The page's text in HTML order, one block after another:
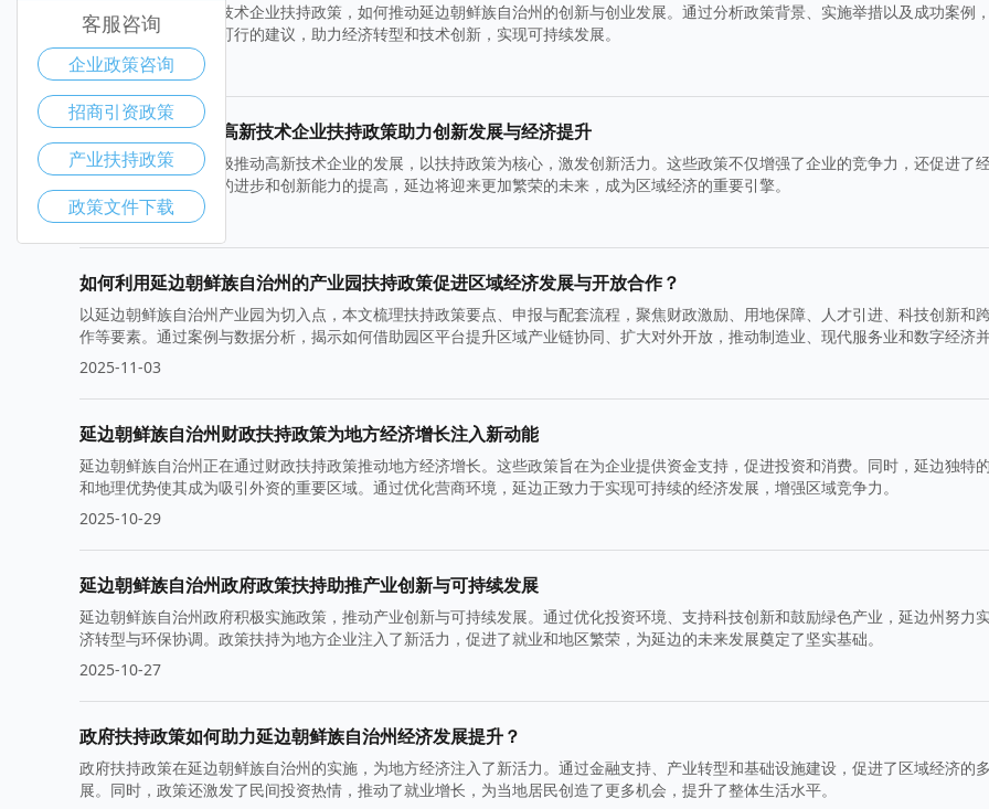
本文将探讨借助高新技术企业扶持政策，如何推动延边朝鲜族自治州的创新与创业发展。通过分析政策背景、实施举措以及成功案例
为当地企业提供切实可行的建议，助力经济转型和技术创新，实现可持续发展。
2025-11-10
延边朝鲜族自治州高新技术企业扶持政策助力创新发展与经济提升
延边朝鲜族自治州积极推动高新技术企业的发展，以扶持政策为核心，激发创新活力。这些政策不仅增强了企业的竞争力，还促进了
全面提升。随着技术的进步和创新能力的提高，延边将迎来更加繁荣的未来，成为区域经济的重要引擎。
2025-11-05
如何利用延边朝鲜族自治州的产业园扶持政策促进区域经济发展与开放合作？
以延边朝鲜族自治州产业园为切入点，本文梳理扶持政策要点、申报与配套流程，聚焦财政激励、用地保障、人才引进、科技创新和
作等要素。通过案例与数据分析，揭示如何借助园区平台提升区域产业链协同、扩大对外开放，推动制造业、现代服务业和数字经济并
提供落地路径、风险提示与评估指标，帮助政府与企业把握机遇，实现高质量增长与区域合作的新动能。
2025-11-03
延边朝鲜族自治州财政扶持政策为地方经济增长注入新动能
延边朝鲜族自治州正在通过财政扶持政策推动地方经济增长。这些政策旨在为企业提供资金支持，促进投资和消费。同时，延边独特
和地理优势使其成为吸引外资的重要区域。通过优化营商环境，延边正致力于实现可持续的经济发展，增强区域竞争力。
2025-10-29
延边朝鲜族自治州政府政策扶持助推产业创新与可持续发展
延边朝鲜族自治州政府积极实施政策，推动产业创新与可持续发展。通过优化投资环境、支持科技创新和鼓励绿色产业，延边州努力
济转型与环保协调。政策扶持为地方企业注入了新活力，促进了就业和地区繁荣，为延边的未来发展奠定了坚实基础。
2025-10-27
政府扶持政策如何助力延边朝鲜族自治州经济发展提升？
政府扶持政策在延边朝鲜族自治州的实施，为地方经济注入了新活力。通过金融支持、产业转型和基础设施建设，促进了区域经济的
展。同时，政策还激发了民间投资热情，推动了就业增长，为当地居民创造了更多机会，提升了整体生活水平。
客服咨询
企业政策咨询
招商引资政策
产业扶持政策
政策文件下载